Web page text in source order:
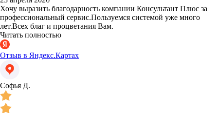
Хочу выразить благодарность компании Консультант Плюс за
профессиональный сервис.Пользуемся системой уже много
лет.Всех благ и процветания Вам.
Читать полностью
Отзыв в Яндекс.Картах
Софья Д.